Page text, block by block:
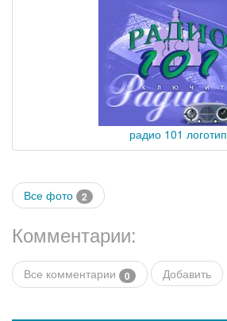
радио 101 логотип
Все фото 2
Комментарии:
Все комментарии 0 Добавить